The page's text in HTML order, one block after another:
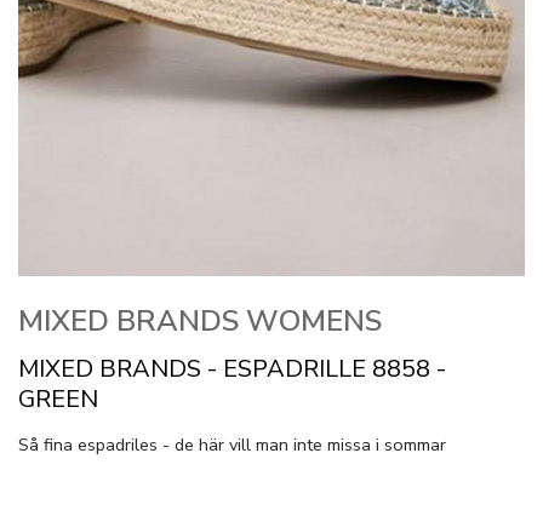
MIXED BRANDS WOMENS
MIXED BRANDS - ESPADRILLE 8858 -
GREEN
Så fina espadriles - de här vill man inte missa i sommar